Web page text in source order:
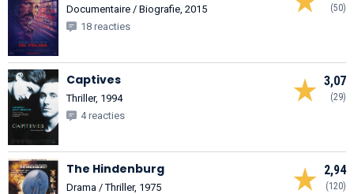
(50)
Documentaire / Biografie, 2015
18 reacties
3,07
(29)
Captives
Thriller, 1994
4 reacties
2,94
(120)
The Hindenburg
Drama / Thriller, 1975